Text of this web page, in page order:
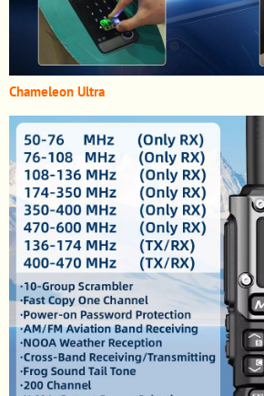
Chameleon Ultra